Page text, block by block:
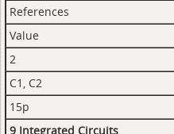
References
Value
2
C1, C2
15p
9 Integrated Circuits